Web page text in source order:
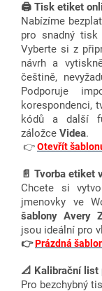
🖨️ Tisk etiket
Nabízíme
pro snadný tisk
Vyberte si z
návrh a
češtině,
Podporuje
korespondenci,
kódů a další
záložce Videa.
👉Otevřít
📄 Tvorba etiket
Chcete si
jmenovky ve
šablony Avery
jsou ideální pro
👉Prázdná
📐 Kalibrační list
Pro bezchybný